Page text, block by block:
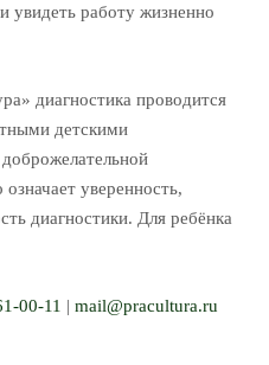
увидеть работу жизненно
диагностика проводится
детскими
уверенность,
диагностики. Для ребёнка
00-11 | mail@pracultura.ru